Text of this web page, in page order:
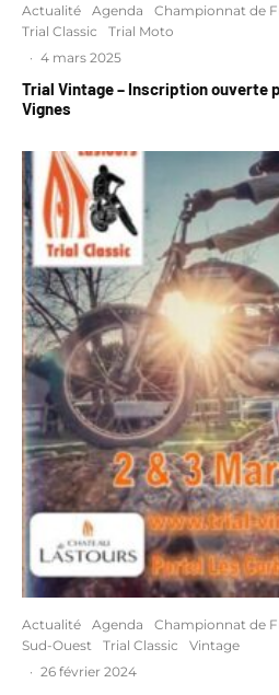
Actualité Agenda Championnat de
Trial Classic
Trial Moto
· 4 mars 2025
Trial Vintage – Inscription ouverte
Vignes
Actualité Agenda Championnat de
Sud-Ouest
Trial Classic
Vintage
· 26 février 2024